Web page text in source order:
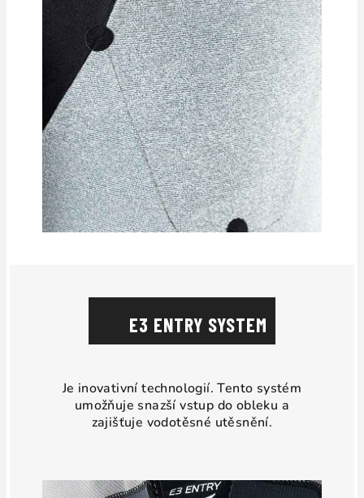
E3 ENTRY SYSTEM
Je inovativní technologií. Tento systém
umožňuje snazší vstup do obleku a
zajišťuje vodotěsné utěsnění.